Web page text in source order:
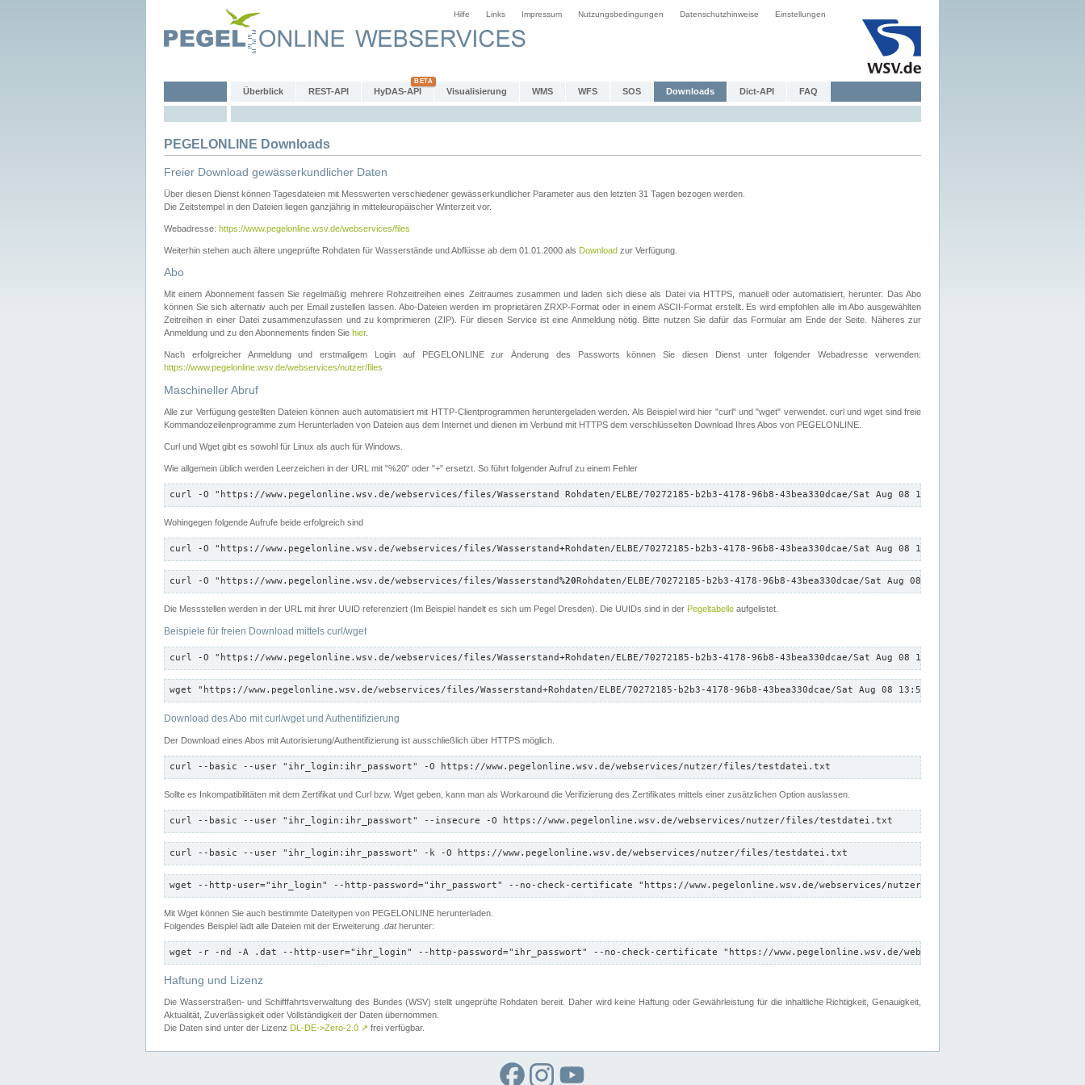
Hilfe Links Impressum Nutzungsbedingungen Datenschutzhinweise Einstellungen
Überblick REST-API HyDAS-API Visualisierung WMS WFS SOS Downloads Dict-API FAQ
PEGELONLINE Downloads
Freier Download gewässerkundlicher Daten
Über diesen Dienst können Tagesdateien mit Messwerten verschiedener gewässerkundlicher Parameter aus den letzten 31 Tagen bezogen werden.
Die Zeitstempel in den Dateien liegen ganzjährig in mitteleuropäischer Winterzeit vor.
Webadresse: https://www.pegelonline.wsv.de/webservices/files
Weiterhin stehen auch ältere ungeprüfte Rohdaten für Wasserstände und Abflüsse ab dem 01.01.2000 als Download zur Verfügung.
Abo
Mit einem Abonnement fassen Sie regelmäßig mehrere Rohzeitreihen eines Zeitraumes zusammen und laden sich diese als Datei via HTTPS, manuell oder automatisiert, herunter. Das Abo
können Sie sich alternativ auch per Email zustellen lassen. Abo-Dateien werden im proprietären ZRXP-Format oder in einem ASCII-Format erstellt. Es wird empfohlen alle im Abo ausgewählten
Zeitreihen in einer Datei zusammenzufassen und zu komprimieren (ZIP). Für diesen Service ist eine Anmeldung nötig. Bitte nutzen Sie dafür das Formular am Ende der Seite. Näheres zur
Anmeldung und zu den Abonnements finden Sie hier.
Nach erfolgreicher Anmeldung und erstmaligem Login auf PEGELONLINE zur Änderung des Passworts können Sie diesen Dienst unter folgender Webadresse verwenden:
https://www.pegelonline.wsv.de/webservices/nutzer/files
Maschineller Abruf
Alle zur Verfügung gestellten Dateien können auch automatisiert mit HTTP-Clientprogrammen heruntergeladen werden. Als Beispiel wird hier "curl" und "wget" verwendet. curl und wget sind freie
Kommandozeilenprogramme zum Herunterladen von Dateien aus dem Internet und dienen im Verbund mit HTTPS dem verschlüsselten Download Ihres Abos von PEGELONLINE.
Curl und Wget gibt es sowohl für Linux als auch für Windows.
Wie allgemein üblich werden Leerzeichen in der URL mit "%20" oder "+" ersetzt. So führt folgender Aufruf zu einem Fehler
curl -O "https://www.pegelonline.wsv.de/webservices/files/Wasserstand Rohdaten/ELBE/70272185-b2b3-4178-96b8-43bea330dcae/Sat Aug 08 13:59:24 CEST 2026/down.txt"
Wohingegen folgende Aufrufe beide erfolgreich sind
curl -O "https://www.pegelonline.wsv.de/webservices/files/Wasserstand+Rohdaten/ELBE/70272185-b2b3-4178-96b8-43bea330dcae/Sat Aug 08 13:59:24 CEST 2026/down.txt"
curl -O "https://www.pegelonline.wsv.de/webservices/files/Wasserstand%20Rohdaten/ELBE/70272185-b2b3-4178-96b8-43bea330dcae/Sat Aug 08 13:59:24 CEST 2026/down.txt"
Die Messstellen werden in der URL mit ihrer UUID referenziert (Im Beispiel handelt es sich um Pegel Dresden). Die UUIDs sind in der Pegeltabelle aufgelistet.
Beispiele für freien Download mittels curl/wget
curl -O "https://www.pegelonline.wsv.de/webservices/files/Wasserstand+Rohdaten/ELBE/70272185-b2b3-4178-96b8-43bea330dcae/Sat Aug 08 13:59:24 CEST 2026/down.txt"
wget "https://www.pegelonline.wsv.de/webservices/files/Wasserstand+Rohdaten/ELBE/70272185-b2b3-4178-96b8-43bea330dcae/Sat Aug 08 13:59:24 CEST 2026/down.txt"
Download des Abo mit curl/wget und Authentifizierung
Der Download eines Abos mit Autorisierung/Authentifizierung ist ausschließlich über HTTPS möglich.
curl --basic --user "ihr_login:ihr_passwort" -O https://www.pegelonline.wsv.de/webservices/nutzer/files/testdatei.txt
Sollte es Inkompatibilitäten mit dem Zertifikat und Curl bzw. Wget geben, kann man als Workaround die Verifizierung des Zertifikates mittels einer zusätzlichen Option auslassen.
curl --basic --user "ihr_login:ihr_passwort" --insecure -O https://www.pegelonline.wsv.de/webservices/nutzer/files/testdatei.txt
curl --basic --user "ihr_login:ihr_passwort" -k -O https://www.pegelonline.wsv.de/webservices/nutzer/files/testdatei.txt
wget --http-user="ihr_login" --http-password="ihr_passwort" --no-check-certificate "https://www.pegelonline.wsv.de/webservices/nutzer/files/testdatei.txt"
Mit Wget können Sie auch bestimmte Dateitypen von PEGELONLINE herunterladen.
Folgendes Beispiel lädt alle Dateien mit der Erweiterung .datherunter:
wget -r -nd -A .dat --http-user="ihr_login" --http-password="ihr_passwort" --no-check-certificate "https://www.pegelonline.wsv.de/webservices/nutzer/files"
Haftung und Lizenz
Die Wasserstraßen- und Schifffahrtsverwaltung des Bundes (WSV) stellt ungeprüfte Rohdaten bereit. Daher wird keine Haftung oder Gewährleistung für die inhaltliche Richtigkeit, Genauigkeit,
Aktualität, Zuverlässigkeit oder Vollständigkeit der Daten übernommen.
Die Daten sind unter der Lizenz DL-DE->Zero-2.0 ↗ frei verfügbar.